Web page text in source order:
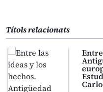
Títols relacionats